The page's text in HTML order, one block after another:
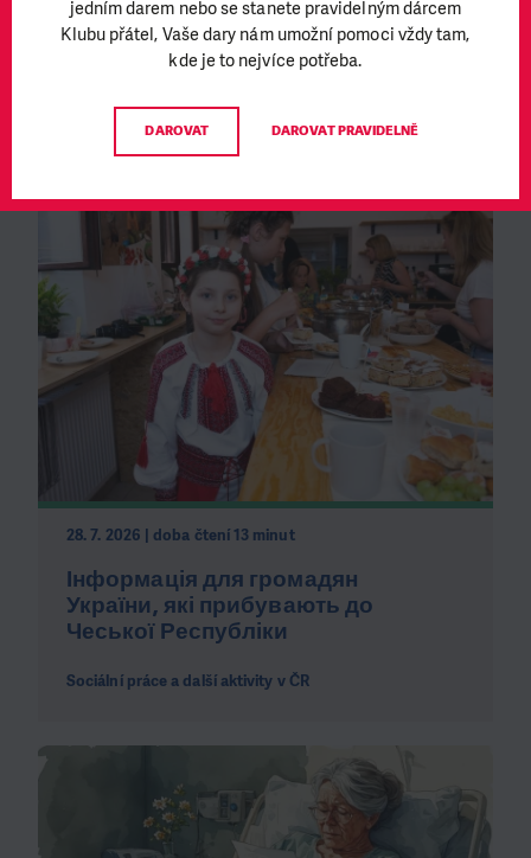
Autor: Zawadi Izabayo, Communication Officer ČvT DRK
Voda a hygiena Klub přátel
SOUVISEJÍCÍ ČLÁNKY
28. 7. 2026 | doba čtení 13 minut
Інформація для громадян
України, які прибувають до
Чеської Республіки
Sociální práce a další aktivity v ČR
jedním darem nebo se stanete pravidelným dárcem
Klubu přátel, Vaše dary nám umožní pomoci vždy tam,
kde je to nejvíce potřeba.
DAROVAT DAROVAT PRAVIDELNĚ